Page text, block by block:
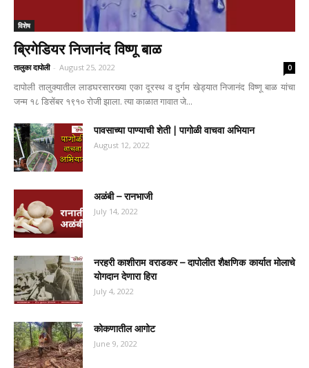
विशेष
ब्रिगेडियर निजानंद विष्णू बाळ
तालुका दापोली - August 25, 2022 0
दापोली तालुक्यातील लाडघरसारख्या एका दूरस्थ व दुर्गम खेड्यात निजानंद विष्णू बाळ यांचा
जन्म १८ डिसेंबर १९१० रोजी झाला. त्या काळात गावात जे...
पावसाच्या पाण्याची शेती | पागोळी वाचवा अभियान
August 12, 2022
अळंबी – रानभाजी
July 14, 2022
नरहरी काशीराम वराडकर – दापोलीत शैक्षणिक कार्यात मोलाचे
योगदान देणारा हिरा
July 4, 2022
कोकणातील आगोट
June 9, 2022